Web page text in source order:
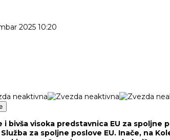
2025 10:20
i bivša visoka predstavnica EU za
za spoljne poslove EU. Inače, na